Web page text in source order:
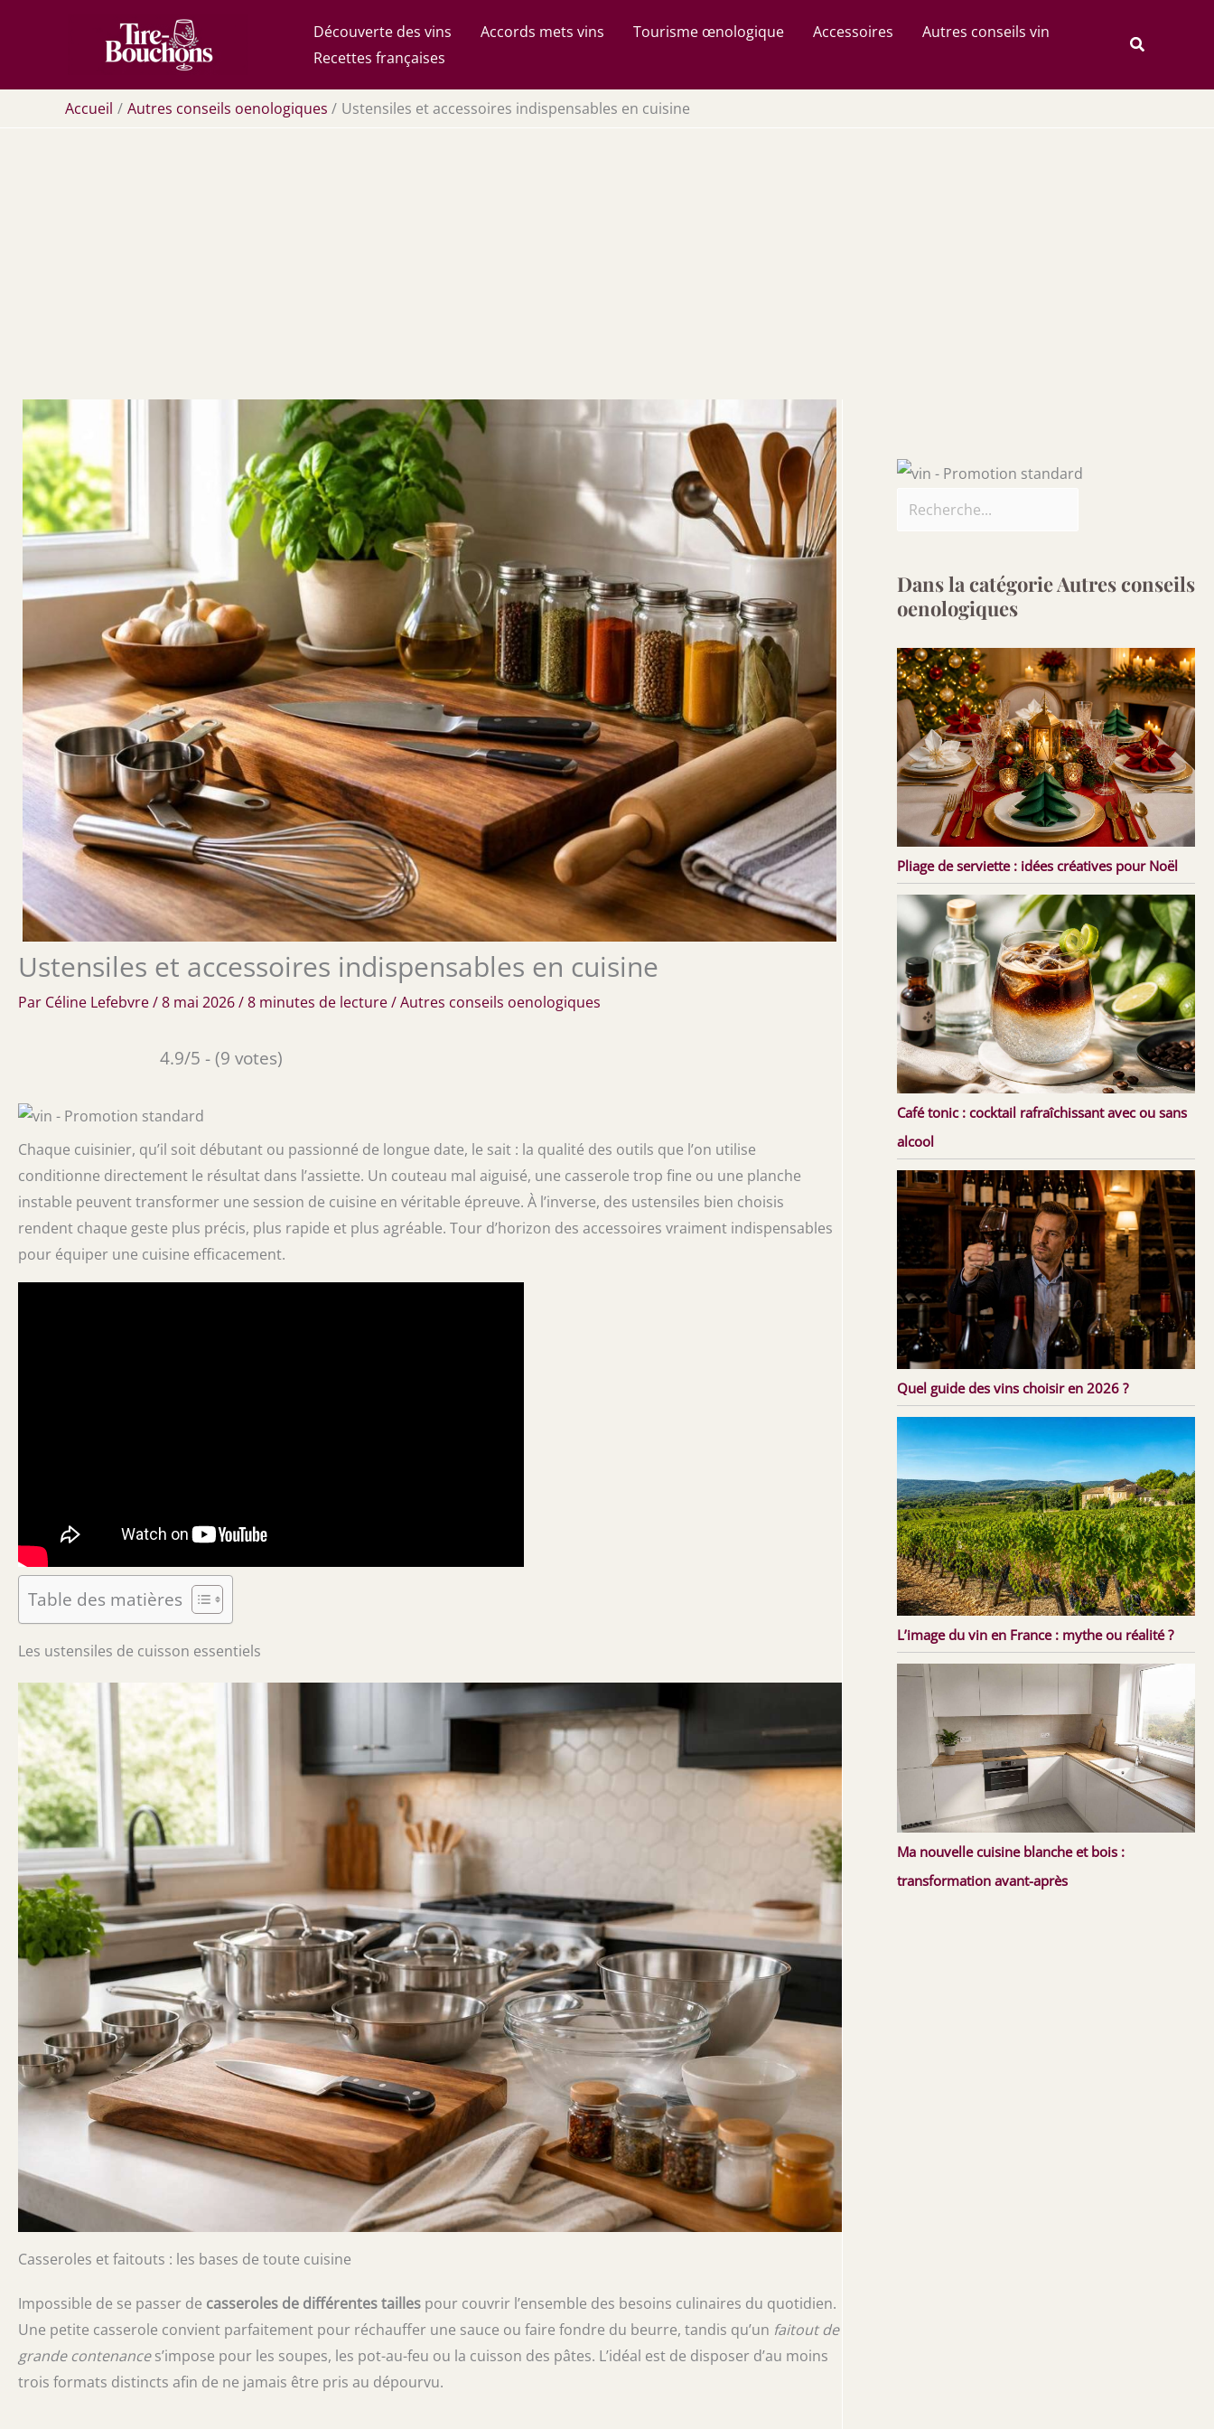
Découverte des vins Accords mets vins Tourisme œnologique Accessoires
Autres conseils vin
Recettes françaises
Rechercher
Accueil Autres conseils oenologiques Ustensiles et accessoires indispensables en cuisine
Ustensiles et accessoires indispensables en cuisine
Par Céline Lefebvre/8 mai 2026/8 minutes de lecture/Autres conseils oenologiques
4.9/5 - (9 votes)
Chaque cuisinier, qu’il soit débutant ou passionné de longue date, le sait : la qualité des outils que l’on utilise
conditionne directement le résultat dans l’assiette. Un couteau mal aiguisé, une casserole trop fine ou une planche
instable peuvent transformer une session de cuisine en véritable épreuve. À l’inverse, des ustensiles bien choisis
rendent chaque geste plus précis, plus rapide et plus agréable. Tour d’horizon des accessoires vraiment indispensables
pour équiper une cuisine efficacement.
Table des matières
Les ustensiles de cuisson essentiels
Casseroles et faitouts : les bases de toute cuisine
Impossible de se passer de casseroles de différentes tailles pour couvrir l’ensemble des besoins culinaires du quotidien.
Une petite casserole convient parfaitement pour réchauffer une sauce ou faire fondre du beurre, tandis qu’un faitout de
grande contenances’impose pour les soupes, les pot-au-feu ou la cuisson des pâtes. L’idéal est de disposer d’au moins
trois formats distincts afin de ne jamais être pris au dépourvu.
Dans la catégorie Autres conseils
oenologiques
Pliage de serviette : idées créatives pour Noël
Café tonic : cocktail rafraîchissant avec ou sans
alcool
Quel guide des vins choisir en 2026 ?
L’image du vin en France : mythe ou réalité ?
Ma nouvelle cuisine blanche et bois :
transformation avant-après